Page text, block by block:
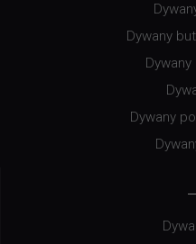
Dywany
Dywany